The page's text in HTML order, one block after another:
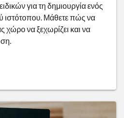
για τη δημιουργία ενός
ιστότοπου. Μάθετε πώς να
χώρο να ξεχωρίζει και να